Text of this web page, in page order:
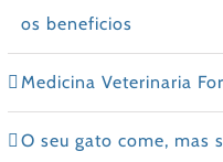
os beneficios
Medicina Veterinaria
O seu gato come, mas